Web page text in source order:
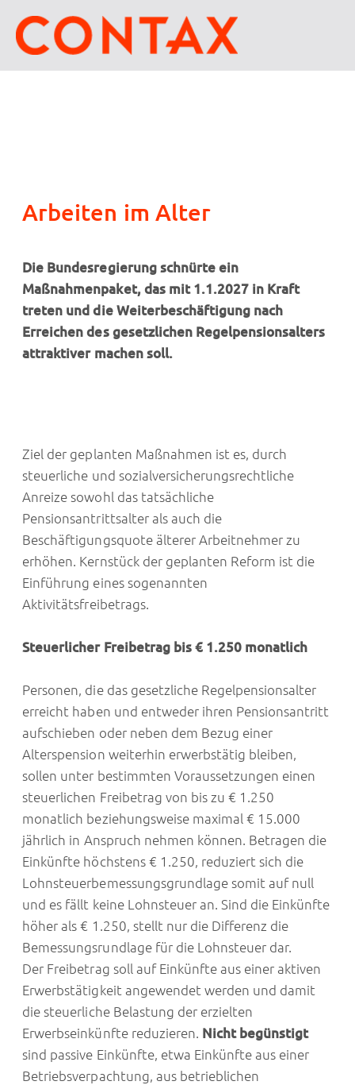
Arbeiten im Alter
Die Bundesregierung schnürte ein
Maßnahmenpaket, das mit 1.1.2027 in Kraft
treten und die Weiterbeschäftigung nach
Erreichen des gesetzlichen Regelpensionsalters
attraktiver machen soll.
Ziel der geplanten Maßnahmen ist es, durch
steuerliche und sozialversicherungsrechtliche
Anreize sowohl das tatsächliche
Pensionsantrittsalter als auch die
Beschäftigungsquote älterer Arbeitnehmer zu
erhöhen. Kernstück der geplanten Reform ist die
Einführung eines sogenannten
Aktivitätsfreibetrags.
Steuerlicher Freibetrag bis € 1.250 monatlich
Personen, die das gesetzliche Regelpensionsalter
erreicht haben und entweder ihren Pensionsantritt
aufschieben oder neben dem Bezug einer
Alterspension weiterhin erwerbstätig bleiben,
sollen unter bestimmten Voraussetzungen einen
steuerlichen Freibetrag von bis zu € 1.250
monatlich beziehungsweise maximal € 15.000
jährlich in Anspruch nehmen können. Betragen die
Einkünfte höchstens € 1.250, reduziert sich die
Lohnsteuerbemessungsgrundlage somit auf null
und es fällt keine Lohnsteuer an. Sind die Einkünfte
höher als € 1.250, stellt nur die Differenz die
Bemessungsrundlage für die Lohnsteuer dar.
Der Freibetrag soll auf Einkünfte aus einer aktiven
Erwerbstätigkeit angewendet werden und damit
die steuerliche Belastung der erzielten
Erwerbseinkünfte reduzieren. Nicht begünstigt
sind passive Einkünfte, etwa Einkünfte aus einer
Betriebsverpachtung, aus betrieblichen